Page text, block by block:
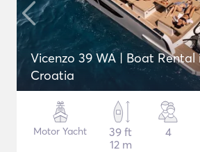
Vicenzo 39 WA | Boat Rental
Croatia
Motor Yacht
39 ft
12 m
4